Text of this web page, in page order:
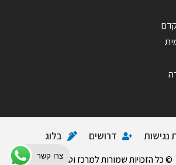
נגישות דרושים בלוג
© כל הזכויות שמורות למרכז וטרינרי אורטו-Pet.
צרו קשר